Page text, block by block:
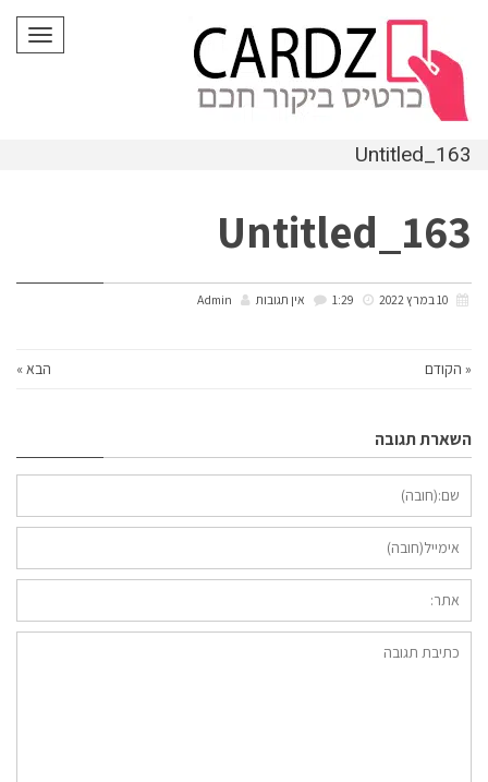
תפריט
Untitled_163
Untitled_163
אין תגובות Admin
« הקודם הבא »
השארת תגובה